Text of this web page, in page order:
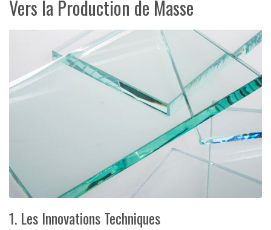
Vers la Production de Masse
1. Les Innovations Techniques